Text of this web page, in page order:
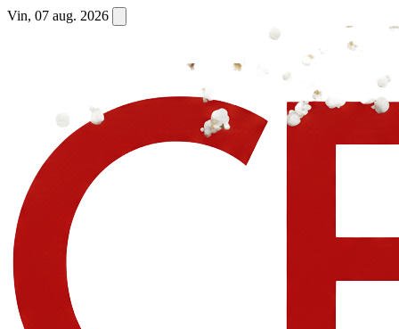
Vin, 07 aug. 2026